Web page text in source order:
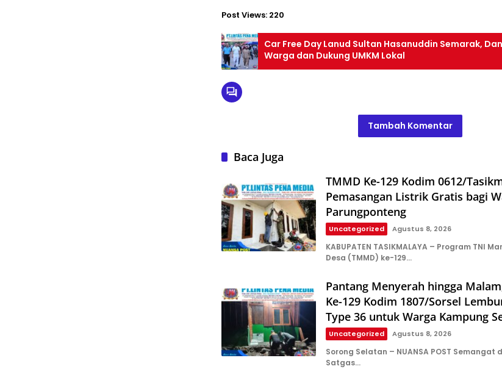
Post Views: 220
Car Free Day Lanud Sultan Hasanuddin Semarak,
Warga dan Dukung UMKM Lokal
Tambah Komentar
Baca Juga
TMMD Ke-129 Kodim 0612/
Pemasangan Listrik Gratis bagi
Parungponteng
Uncategorized Agustus 8, 2026
KABUPATEN TASIKMALAYA – Program TNI
Desa (TMMD) ke-129…
Pantang Menyerah hingga
Ke-129 Kodim 1807/Sorsel
Type 36 untuk Warga Kampung
Uncategorized Agustus 8, 2026
Sorong Selatan – NUANSA POST Semangat
Satgas…